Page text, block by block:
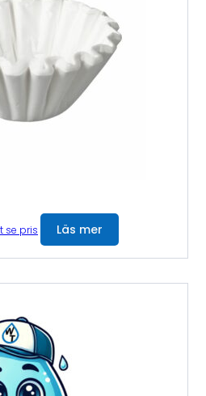
se pris Läs mer